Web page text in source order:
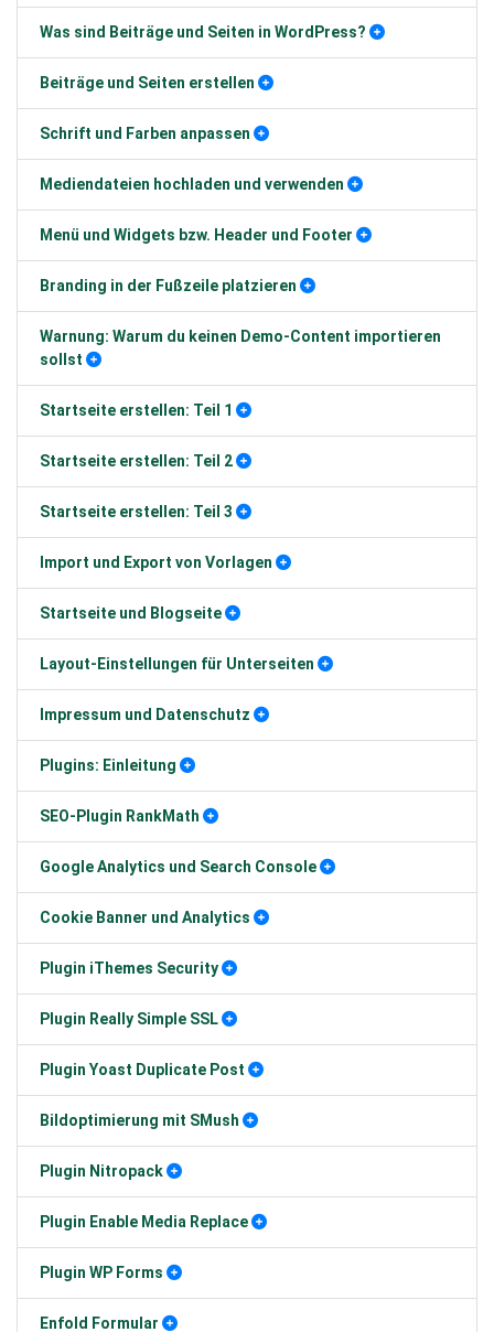
Was sind Beiträge und Seiten in WordPress?
Beiträge und Seiten erstellen
Schrift und Farben anpassen
Mediendateien hochladen und verwenden
Menü und Widgets bzw. Header und Footer
Branding in der Fußzeile platzieren
Warnung: Warum du keinen Demo-Content importieren
sollst
Startseite erstellen: Teil 1
Startseite erstellen: Teil 2
Startseite erstellen: Teil 3
Import und Export von Vorlagen
Startseite und Blogseite
Layout-Einstellungen für Unterseiten
Impressum und Datenschutz
Plugins: Einleitung
SEO-Plugin RankMath
Google Analytics und Search Console
Cookie Banner und Analytics
Plugin iThemes Security
Plugin Really Simple SSL
Plugin Yoast Duplicate Post
Bildoptimierung mit SMush
Plugin Nitropack
Plugin Enable Media Replace
Plugin WP Forms
Enfold Formular